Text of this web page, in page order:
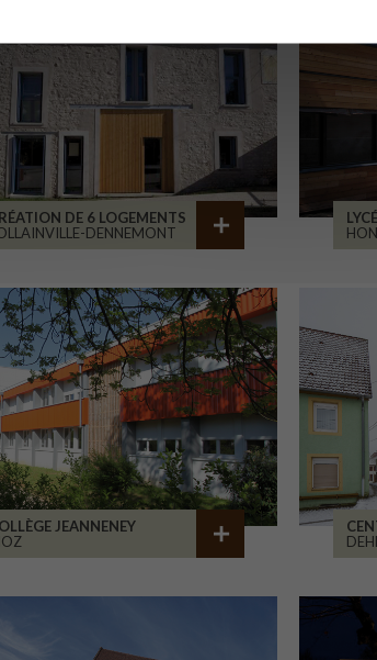
DE 6 LOGEMENTS
DENNEMONT
JEANNENEY